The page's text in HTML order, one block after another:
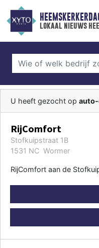
lokaal nieuws
U heeft gezocht op
RijComfort
Stofkuipstraat 1B
1531 NC Wormer
RijComfort aan de